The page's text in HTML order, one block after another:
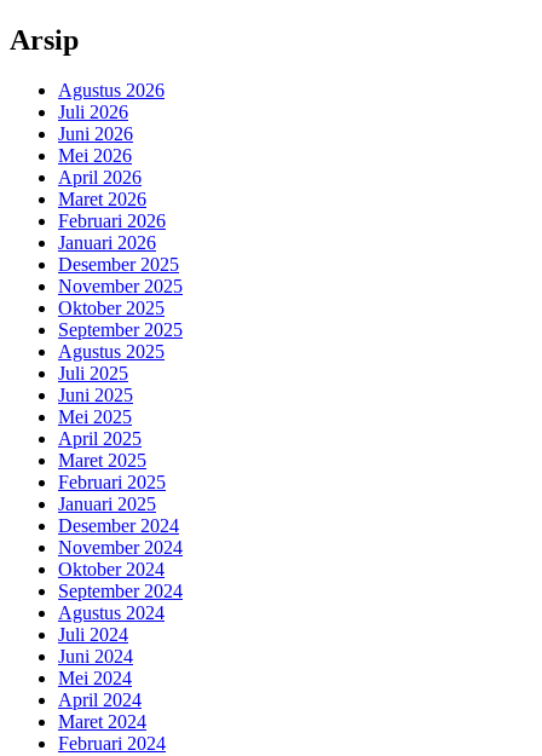
Arsip
Agustus 2026
Juli 2026
Juni 2026
Mei 2026
April 2026
Maret 2026
Februari 2026
Januari 2026
Desember 2025
November 2025
Oktober 2025
September 2025
Agustus 2025
Juli 2025
Juni 2025
Mei 2025
April 2025
Maret 2025
Februari 2025
Januari 2025
Desember 2024
November 2024
Oktober 2024
September 2024
Agustus 2024
Juli 2024
Juni 2024
Mei 2024
April 2024
Maret 2024
Februari 2024